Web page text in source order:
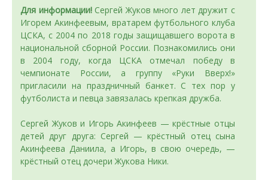
Для информации!Сергей Жуков много лет дружит с
Игорем Акинфеевым, вратарем футбольного клуба
ЦСКА, с 2004 по 2018 годы защищавшего ворота в
национальной сборной России. Познакомились они
в 2004 году, когда ЦСКА отмечал победу в
чемпионате России, а группу «Руки Вверх!»
пригласили на праздничный банкет. С тех пор у
футболиста и певца завязалась крепкая дружба.
Сергей Жуков и Игорь Акинфеев — крёстные отцы
детей друг друга: Сергей — крёстный отец сына
Акинфеева Даниила, а Игорь, в свою очередь, —
крёстный отец дочери Жукова Ники.